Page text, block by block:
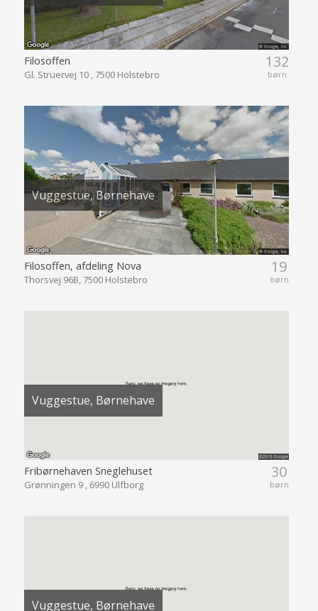
132
børn
Filosoffen
Gl. Struervej 10 , 7500 Holstebro
Vuggestue, Børnehave
19
børn
Filosoffen, afdeling Nova
Thorsvej 96B, 7500 Holstebro
Vuggestue, Børnehave
30
børn
Fribørnehaven Sneglehuset
Grønningen 9 , 6990 Ulfborg
Vuggestue, Børnehave